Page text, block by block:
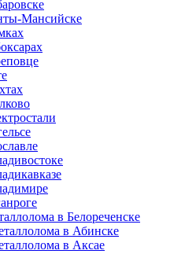
Мансийске
в Белореченске
в Абинске
в Аксае